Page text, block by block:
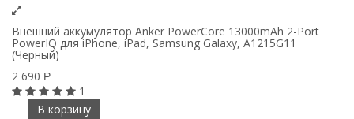
Внешний аккумулятор Anker PowerCore 13000mAh 2-Port
PowerIQ для iPhone, iPad, Samsung Galaxy, A1215G11
(Черный)
2 690 Р
1
В корзину